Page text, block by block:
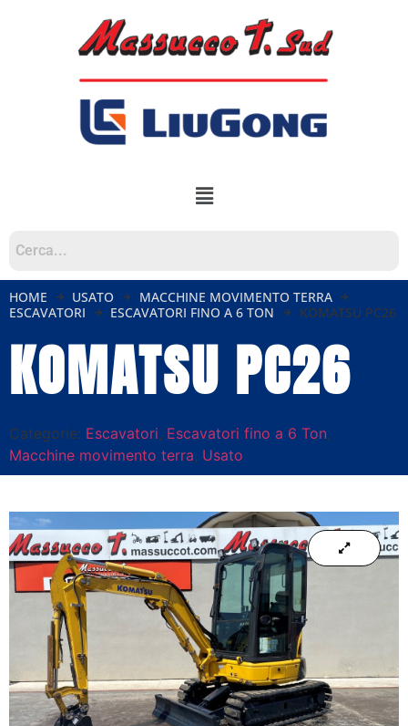
HOME USATO
MACCHINE MOVIMENTO TERRA
ESCAVATORI
ESCAVATORI FINO A 6 TON KOMATSU PC26
KOMATSU PC26
Categorie: Escavatori, Escavatori fino a 6 Ton,
Macchine movimento terra, Usato